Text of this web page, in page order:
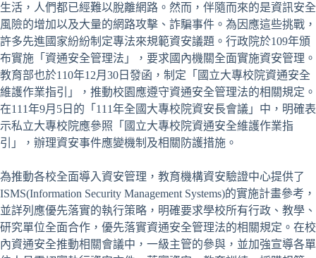
生活，人們都已經難以脫離網路。然而，伴隨而來的是資訊安全
風險的增加以及大量的網路攻擊、詐騙事件。為因應這些挑戰，
許多先進國家紛紛制定專法來規範資安議題。行政院於109年頒
布實施「資通安全管理法」，要求國內機關全面實施資安管理。
教育部也於110年12月30日發函，制定「國立大專校院資通安全
維護作業指引」，推動校園應遵守資通安全管理法的相關規定。
在111年9月5日的「111年全國大專校院資安長會議」中，明確表
示私立大專校院應參照「國立大專校院資通安全維護作業指
引」，辦理資安事件應變機制及相關防護措施。
為推動各校全面導入資安管理，教育機構資安驗證中心提供了
ISMS(Information Security Management Systems)的實施計畫參考，
並詳列應優先落實的執行策略，明確要求學校所有行政、教學、
研究單位全面合作，優先落實資通安全管理法的相關規定。在校
內資通安全推動相關會議中，一級主管的參與，並加強宣導各單